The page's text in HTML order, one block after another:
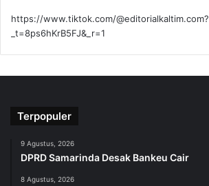
https://www.tiktok.com/@editorialkaltim.com?
_t=8ps6hKrB5FJ&_r=1
Terpopuler
9 Agustus, 2026
DPRD Samarinda Desak Bankeu Cair
8 Agustus, 2026